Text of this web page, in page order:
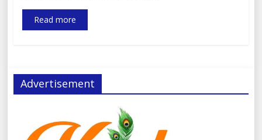
Read more
Advertisement